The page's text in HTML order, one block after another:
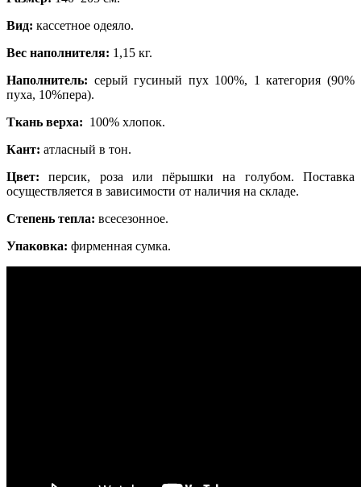
Вид: кассетное одеяло.
Вес наполнителя: 1,15 кг.
Наполнитель: серый гусиный пух 100%, 1 категория (90%
пуха, 10%пера).
Ткань верха: 100% хлопок.
Кант: атласный в тон.
Цвет:персик, роза или пёрышки на голубом. Поставка
осуществляется в зависимости от наличия на складе.
Степень тепла: всесезонное.
Упаковка: фирменная сумка.